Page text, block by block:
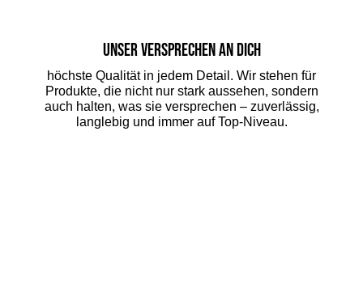
Unser Versprechen an dich
höchste Qualität in jedem Detail. Wir stehen für
Produkte, die nicht nur stark aussehen, sondern
auch halten, was sie versprechen – zuverlässig,
langlebig und immer auf Top-Niveau.